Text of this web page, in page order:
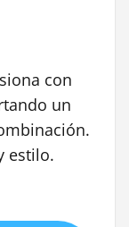
con
un
estilo.